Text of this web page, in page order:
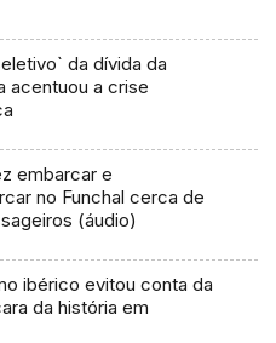
da dívida da
acentuou a crise
embarcar e
no Funchal cerca de
(áudio)
ibérico evitou conta da
da história em